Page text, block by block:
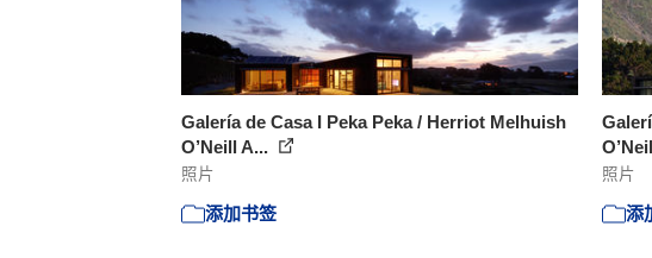
Galería de Casa I Peka Peka / Herriot Melhuish
O’Neill A...
照片
添加书签
照片
添